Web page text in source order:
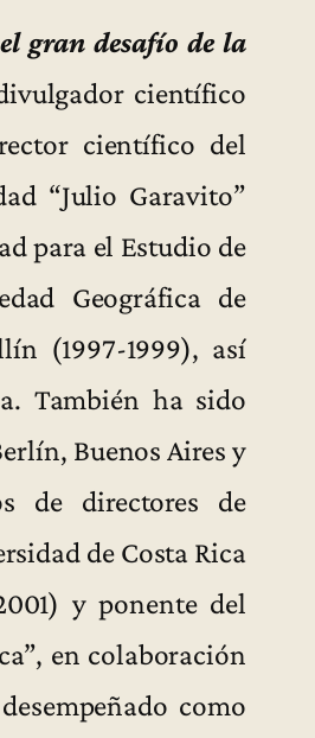
gran desafío de la
científico
científico del
“Julio Garavito”
para el Estudio de
Geográfica de
(1997-1999), así
También ha sido
Buenos Aires y
de directores de
de Costa Rica
y ponente del
en colaboración
como